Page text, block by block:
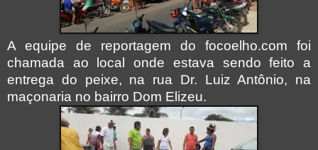
A equipe de reportagem do focoelho.com foi
chamada ao local onde estava sendo feito a
entrega do peixe, na rua Dr. Luiz Antônio, na
maçonaria no bairro Dom Elizeu.